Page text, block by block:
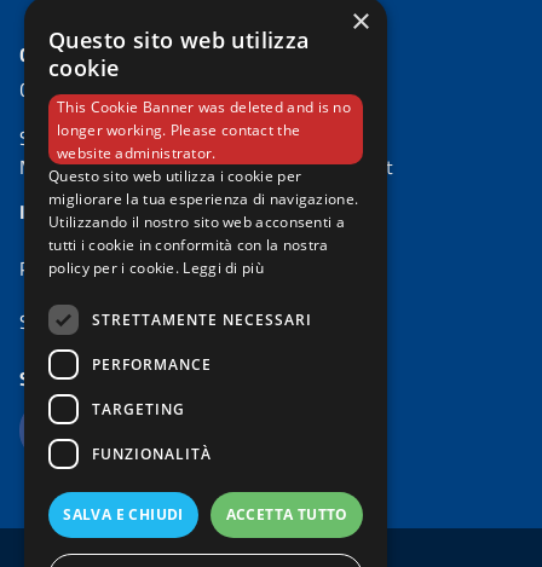
CONTATTI
Comune di Padova
Settore Ambiente e Territorio
Mail:risparmio.energetico@comune.padova.it
IL PROGETTO
PadovaFIT Expanded
Sportello Energia Padova
SEGUICI SU
×
Questo sito web utilizza
cookie
This Cookie Banner was deleted and is no
longer working. Please contact the
website administrator.
Questo sito web utilizza i cookie per
migliorare la tua esperienza di navigazione.
Utilizzando il nostro sito web acconsenti a
tutti i cookie in conformità con la nostra
policy per i cookie. Leggi di più
STRETTAMENTE NECESSARI
PERFORMANCE
TARGETING
FUNZIONALITÀ
SALVA E CHIUDI ACCETTA TUTTO